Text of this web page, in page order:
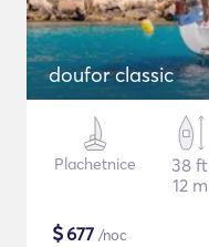
doufor classic
Plachetnice
38 ft
12 m
$677 /noc